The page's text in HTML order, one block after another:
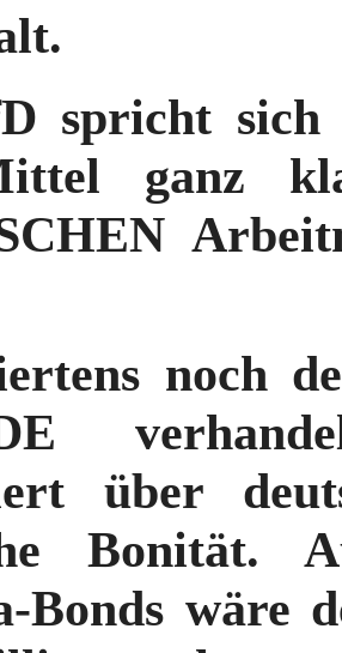
spricht
ganz
noch
über
Bonität.
Bonds wäre